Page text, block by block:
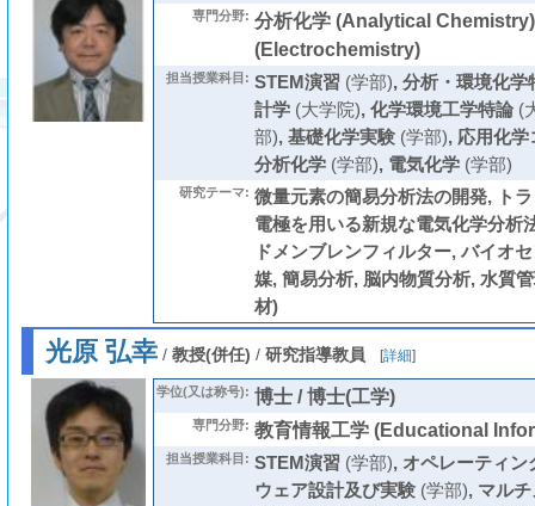
専門分野: 分析化学 (Analytical
(Electrochemistry)
担当授業科目: STEM演習 (学部), 分析・環境化学
計学(大学院), 化学環境工学特論(
部), 基礎化学実験(学部), 応用化学
分析化学(学部), 電気化学(学部)
研究テーマ: 微量元素の簡易分析法の開発, ト
電極を用いる新規な電気化学分析
ドメンブレンフィルター, バイオ
媒, 簡易分析, 脳内物質分析, 水質
材)
光原 弘幸/ 教授(併任) / 研究指導教員 [詳細]
学位(又は称号): 博士 / 博士(工学)
専門分野: 教育情報工学 (Educational
担当授業科目: STEM演習 (学部), オペレーティン
ウェア設計及び実験(学部), マル